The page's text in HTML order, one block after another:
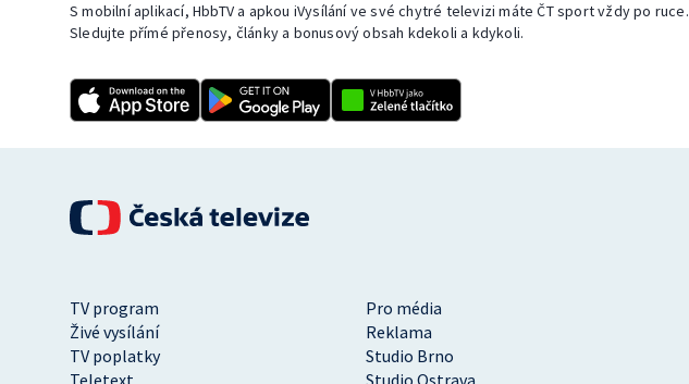
S mobilní aplikací, HbbTV a apkou iVysílání ve své chytré televizi máte ČT sport vždy po ruce.
Sledujte přímé přenosy, články a bonusový obsah kdekoli a kdykoli.
TV program
Pro média
Živé vysílání
Reklama
TV poplatky
Studio Brno